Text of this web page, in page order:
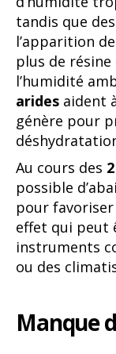
tandis que
l’apparition
plus de
l’humidité
arides aident
génère pour
Au cours des
possible
pour
effet qui peut
instruments
ou des
Manque